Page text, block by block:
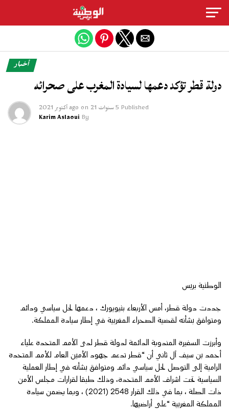
أخبار
دولة قطر تؤكد دعمها لسيادة المغرب على صحرائه
Published 5 سنوات ago on 21 أكتوبر 2021
By
Karim Aslaoui
الوطنية بريس
جددت دولة قطر، أمس الأربعاء بنيويورك ، دعمها لحل سياسي ودائم
ومتوافق بشأنه لقضية الصحراء المغربية في إطار سيادة المملكة.
وأبرزت السفيرة المندوبة الدائمة لدولة قطر لدى الأمم المتحدة علياء
أحمد بن سيف آل ثاني أن “قطر تدعم جهود الأمين العام للأمم المتحدة
الرامية إلى التوصل لحل سياسي دائم ومتوافق بشأنه في إطار العملية
السياسية تحت اشراف الأمم المتحدة، وذلك طبقا لقرارات مجلس الأمن
ذات الصلة ، بما في ذلك القرار 2548 (2021) ، وبما يضمن سيادة
المملكة المغربية “على أراضيها.
Exit mobile version